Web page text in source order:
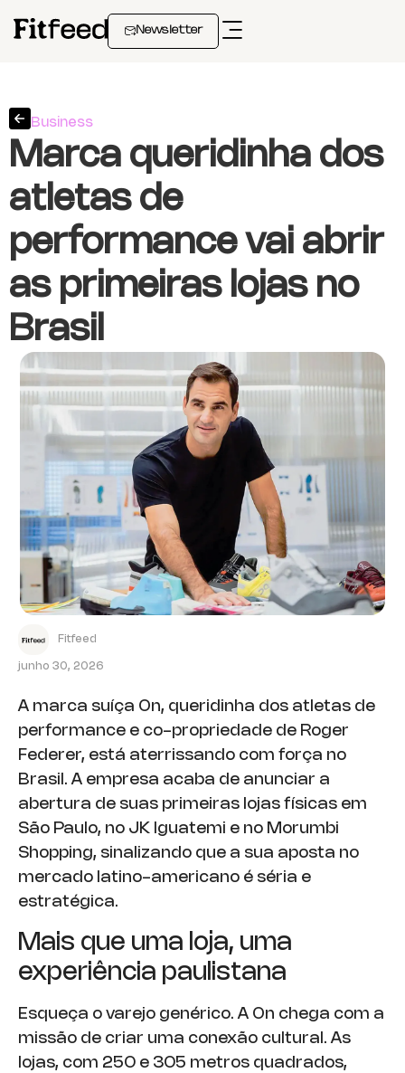
Newsletter
Business
Marca queridinha dos
atletas de
performance vai abrir
as primeiras lojas no
Brasil
Fitfeed
junho 30, 2026
A marca suíça On, queridinha dos atletas de
performance e co-propriedade de Roger
Federer, está aterrissando com força no
Brasil. A empresa acaba de anunciar a
abertura de suas primeiras lojas físicas em
São Paulo, no JK Iguatemi e no Morumbi
Shopping, sinalizando que a sua aposta no
mercado latino-americano é séria e
estratégica.
Mais que uma loja, uma
experiência paulistana
Esqueça o varejo genérico. A On chega com a
missão de criar uma conexão cultural. As
lojas, com 250 e 305 metros quadrados,